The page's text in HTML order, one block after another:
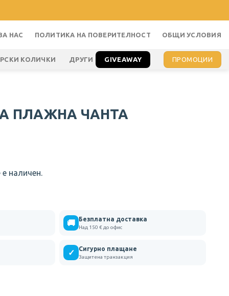
НАС ПОЛИТИКА НА ПОВЕРИТЕЛНОСТ ОБЩИ УСЛОВИЯ
КОЛИЧКИ ДРУГИ GIVEAWAY ПРОМОЦИИ
ПЛАЖНА ЧАНТА
наличен.
🚚 Безплатна доставка
Над 150 € до офис
✓ Сигурно плащане
Защитена транзакция